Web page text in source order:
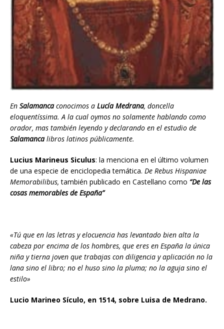
En Salamancaconocimos a Lucía Medrana, doncella
eloquentíssima. A la cual oymos no solamente hablando como
orador, mas también leyendo y declarando en el estudio de
Salamancalibros latinos públicamente.
Lucius Marineus Siculus: la menciona en el último volumen
de una especie de enciclopedia temática. De Rebus Hispaniae
Memorabilibus, también publicado en Castellano como “De las
cosas memorables de España”
«Tú que en las letras y elocuencia has levantado bien alta la
cabeza por encima de los hombres, que eres en España la única
niña y tierna joven que trabajas con diligencia y aplicación no la
lana sino el libro; no el huso sino la pluma; no la aguja sino el
estilo»
Lucio Marineo Sículo, en 1514, sobre Luisa de Medrano.